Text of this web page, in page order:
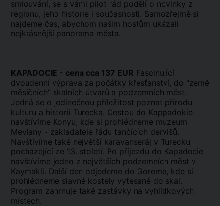
smlouvání, se s vámi pilot rád podělí o novinky z
regionu, jeho historie i současnosti. Samozřejmě si
najdeme čas, abychom našim hostům ukázali
nejkrásnější panorama města.
KAPADOCIE - cena cca 137 EUR Fascinující
dvoudenní výprava za počátky křesťanství, do "země
měsíčních" skalních útvarů a podzemních měst.
Jedná se o jedinečnou příležitost poznat přírodu,
kulturu a historii Turecka. Cestou do Kappadokie
navštívíme Konyu, kde si prohlédneme muzeum
Mevlany - zakladatele řádu tančících dervišů.
Navštívíme také největší karavanseráj v Turecku
pocházející ze 13. století. Po příjezdu do Kapadocie
navštívíme jedno z největších podzemních měst v
Kaymakli. Další den odjedeme do Goreme, kde si
prohlédneme slavné kostely vytesané do skal.
Program zahrnuje také zastávky na vyhlídkových
místech.